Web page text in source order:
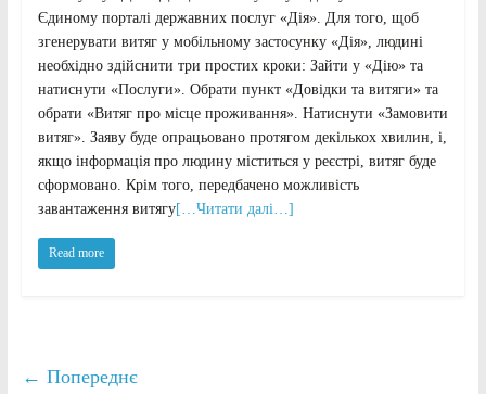
Єдиному порталі державних послуг «Дія». Для того, щоб
згенерувати витяг у мобільному застосунку «Дія», людині
необхідно здійснити три простих кроки: Зайти у «Дію» та
натиснути «Послуги». Обрати пункт «Довідки та витяги» та
обрати «Витяг про місце проживання». Натиснути «Замовити
витяг». Заяву буде опрацьовано протягом декількох хвилин, і,
якщо інформація про людину міститься у реєстрі, витяг буде
сформовано. Крім того, передбачено можливість
завантаження витягу[…Читати далі…]
Read more
← Попереднє